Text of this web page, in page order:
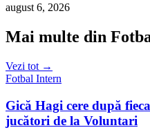
august 6, 2026
Mai multe din
Vezi tot →
Fotbal Intern
Gică Hagi cere după
jucători de la Voluntari